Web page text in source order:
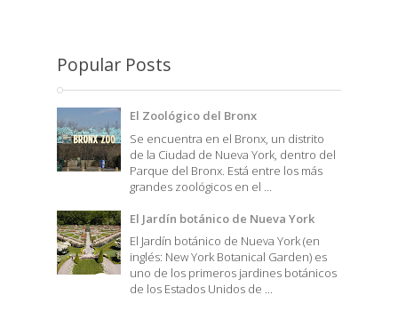
Popular Posts
El Zoológico del Bronx
Se encuentra en el Bronx, un distrito
de la Ciudad de Nueva York, dentro del
Parque del Bronx. Está entre los más
grandes zoológicos en el ...
El Jardín botánico de Nueva York
El Jardín botánico de Nueva York (en
inglés: New York Botanical Garden) es
uno de los primeros jardines botánicos
de los Estados Unidos de ...